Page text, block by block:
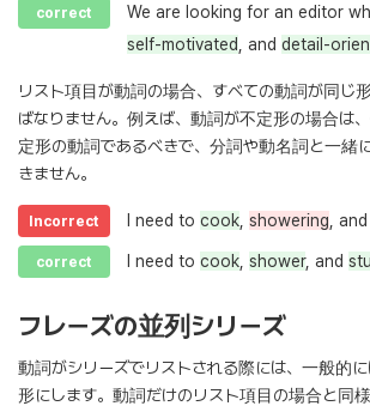
correct We are looking for an editor
self-motivated
, and detail-
リスト項目が動詞の場合、すべての動詞が同じ
ばなりません。例えば、動詞が不定形の場合は
定形の動詞であるべきで、分詞や動名詞と一緒
きません。
Incorrect I need to cook showering , and
correct I need to cook shower, and
フレーズの並列シリーズ
動詞がシリーズでリストされる際には、一般的
形にします。動詞だけのリスト項目の場合と同